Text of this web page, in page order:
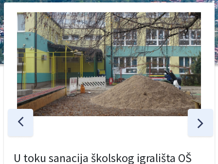
U toku sanacija školskog igrališta OŠ